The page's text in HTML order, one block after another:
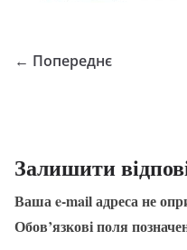
← Попереднє
Залишити
Ваша e-mail адреса не
Обов’язкові поля